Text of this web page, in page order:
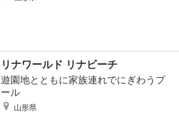
リナワールド リナビーチ
遊園地とともに家族連れでにぎわうプ
ール
山形県